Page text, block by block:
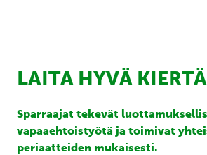
LAITA HYVÄ
Sparraajat tekevät
vapaaehtoistyötä ja toimivat
periaatteiden mukaisesti.